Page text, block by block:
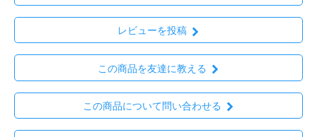
レビューを投稿
この商品を友達に教える
この商品について問い合わせる